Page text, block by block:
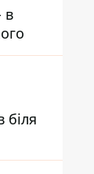
в
біля